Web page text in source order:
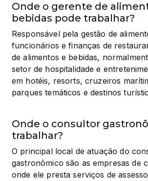
Onde o gerente de
bebidas pode trabalhar?
Responsável pela gestão de
funcionários e finanças de
de alimentos e bebidas,
setor de hospitalidade e
em hotéis, resorts, cruzeiros
parques temáticos e destinos
Onde o consultor
trabalhar?
O principal local de atuação do
gastronômico são as empresas de
onde ele presta serviços de